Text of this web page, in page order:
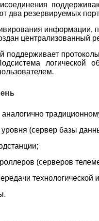
два резервируемых
информации,
централизованный
поддерживает
логической
(сервер базы
(серверов
технологической